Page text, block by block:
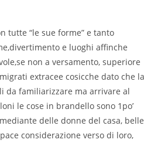
tutte “le sue forme” e tanto
e luoghi affinche
non a versamento, superiore
extracee cosicche dato che la
da familiarizzare ma arrivare al
le cose in brandello sono 1po’
delle donne del casa,
considerazione verso di loro,